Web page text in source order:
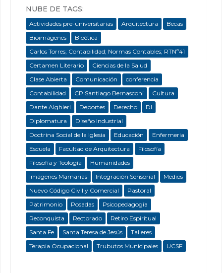
NUBE DE TAGS:
Actividades pre-universitarias Arquitectura
Becas
Bioimágenes
Bioética
Carlos Torres; Contabilidad; Normas Contables; RTNº41
Certamen Literario
Ciencias de la Salud
Clase Abierta
Comunicación
conferencia
Contabilidad
CP Santiago Bernasconi
Cultura
Dante Alghieri
Deportes Derecho
DI
Diplomatura
Diseño Industrial
Doctrina Social de la Iglesia
Educación
Enfermeria
Escuela
Facultad de Arquitectura
Filosofía
Filosofía y Teología
Humanidades
Imágenes Mamarias
Integración Sensorial
Medios
Nuevo Código Civil y Comercial
Pastoral
Patrimonio
Posadas
Psicopedagogía
Reconquista
Rectorado
Retiro Espiritual
Santa Fe
Santa Teresa de Jesús
Talleres
Terapia Ocupacional
Trubutos Municipales UCSF